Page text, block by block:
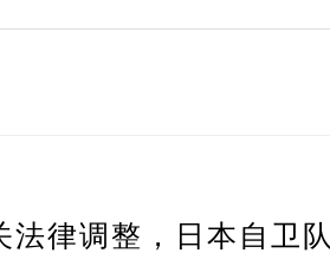
律调整，日本自卫队